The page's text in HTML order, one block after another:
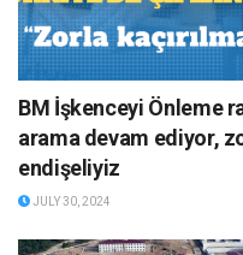
BM İşkenceyi Önleme
arama devam ediyor,
endişeliyiz
JULY 30, 2024